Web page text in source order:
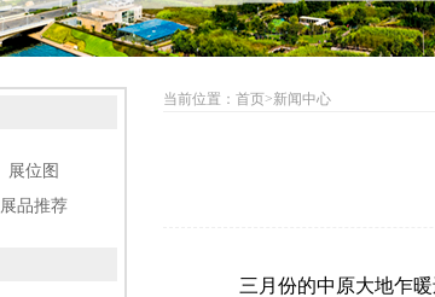
展位图
展品推荐
当前位置： 首页>新闻中心
三月份的中原大地乍暖